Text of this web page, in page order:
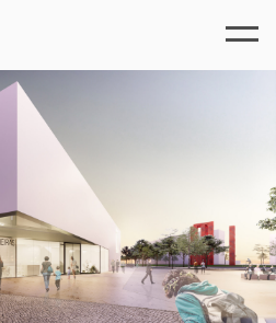
Contactos
PT